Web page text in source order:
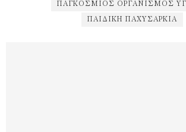
ΠΑΓΚΌΣΜΙΟΣ ΟΡΓΑΝΙΣΜΟΣ
ΠΑΙΔΙΚΉ ΠΑΧΥΣΑΡΚΊΑ